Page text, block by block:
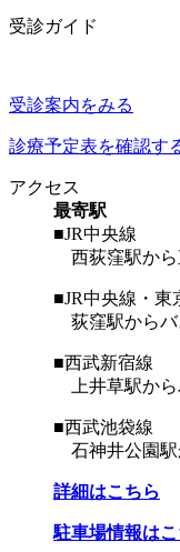
受診ガイド
受診案内をみる
診療予定表を確認す
アクセス
最寄駅
■JR中央線
西荻窪駅から
■JR中央線・東
荻窪駅からバ
■西武新宿線
上井草駅から
■西武池袋線
石神井公園駅
詳細はこちら
駐車場情報はこ